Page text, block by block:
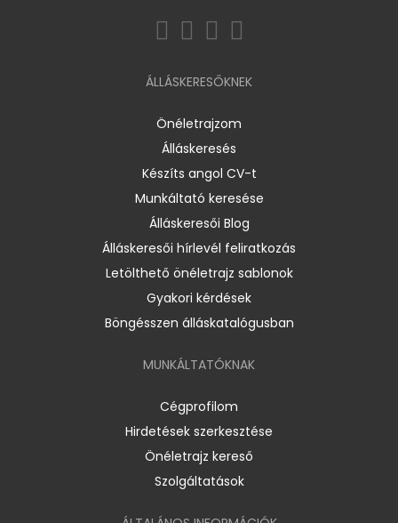
ÁLLÁSKERESŐKNEK
Önéletrajzom
Álláskeresés
Készíts angol CV-t
Munkáltató keresése
Álláskeresői Blog
Álláskeresői hírlevél feliratkozás
Letölthető önéletrajz sablonok
Gyakori kérdések
Böngésszen álláskatalógusban
MUNKÁLTATÓKNAK
Cégprofilom
Hirdetések szerkesztése
Önéletrajz kereső
Szolgáltatások